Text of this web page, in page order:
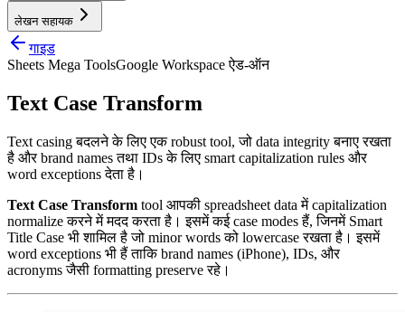
लेखन सहायक
गाइड
Sheets Mega ToolsGoogle Workspace ऐड-ऑन
Text Case Transform
Text casing बदलने के लिए एक robust tool, जो data integrity बनाए रखता
है और brand names तथा IDs के लिए smart capitalization rules और
word exceptions देता है।
Text Case Transform tool आपकी spreadsheet data में capitalization
normalize करने में मदद करता है। इसमें कई case modes हैं, जिनमें Smart
Title Case भी शामिल है जो minor words को lowercase रखता है। इसमें
word exceptions भी हैं ताकि brand names (iPhone), IDs, और
acronyms जैसी formatting preserve रहे।